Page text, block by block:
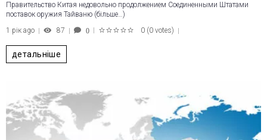
Правительство Китая недовольно продолжением Соединенными Штатами
поставок оружия Тайваню (більше…)
1 рік ago
87 0 0 (0 votes)
детальніше